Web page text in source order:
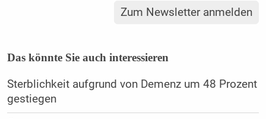
Zum Newsletter anmelden
Das könnte Sie auch interessieren
Sterblichkeit aufgrund von Demenz um 48 Prozent
gestiegen